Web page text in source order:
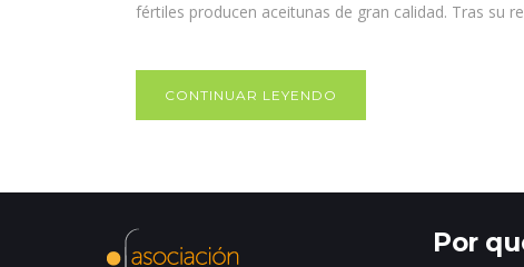
fértiles producen aceitunas de gran calidad. Tras su
CONTINUAR LEYENDO
Por